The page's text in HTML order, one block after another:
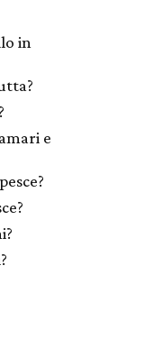
in
e